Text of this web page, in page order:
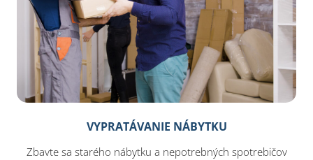
VYPRATÁVANIE NÁBYTKU
Zbavte sa starého nábytku a nepotrebných spotrebičov